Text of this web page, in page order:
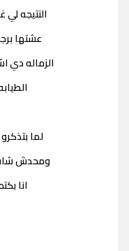
النتيجه لي
عشتها
الزماله دي
لما
ومحدش
انا